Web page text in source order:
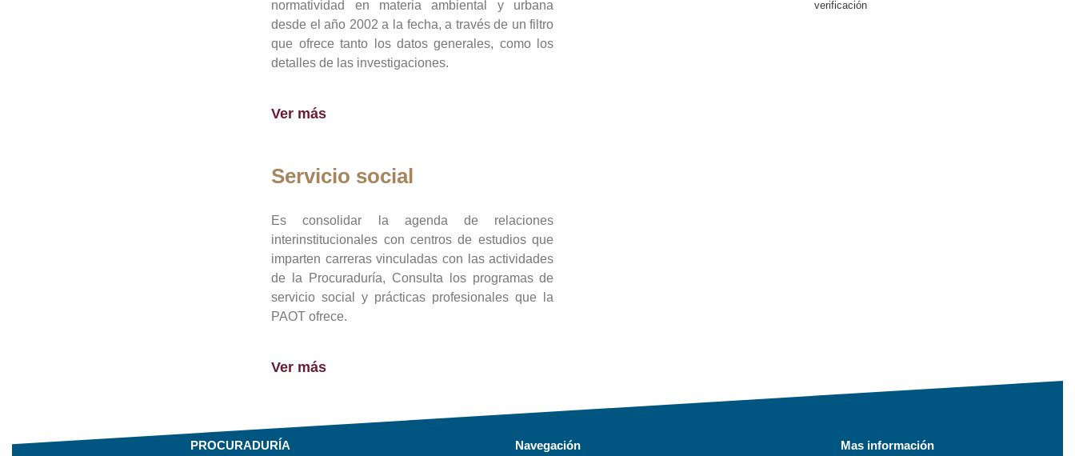
normatividad en materia ambiental y urbana
desde el año 2002 a la fecha, a través de un filtro
que ofrece tanto los datos generales, como los
detalles de las investigaciones.
Ver más
Servicio social
Es consolidar la agenda de relaciones
interinstitucionales con centros de estudios que
imparten carreras vinculadas con las actividades
de la Procuraduría, Consulta los programas de
servicio social y prácticas profesionales que la
PAOT ofrece.
Ver más
verificación
PROCURADURÍA Navegación Mas información